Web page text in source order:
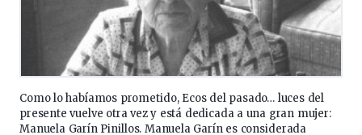
Como lo habíamos prometido, Ecos del pasado… luces del
presente vuelve otra vez y está dedicada a una gran mujer:
Manuela Garín Pinillos. Manuela Garín es considerada